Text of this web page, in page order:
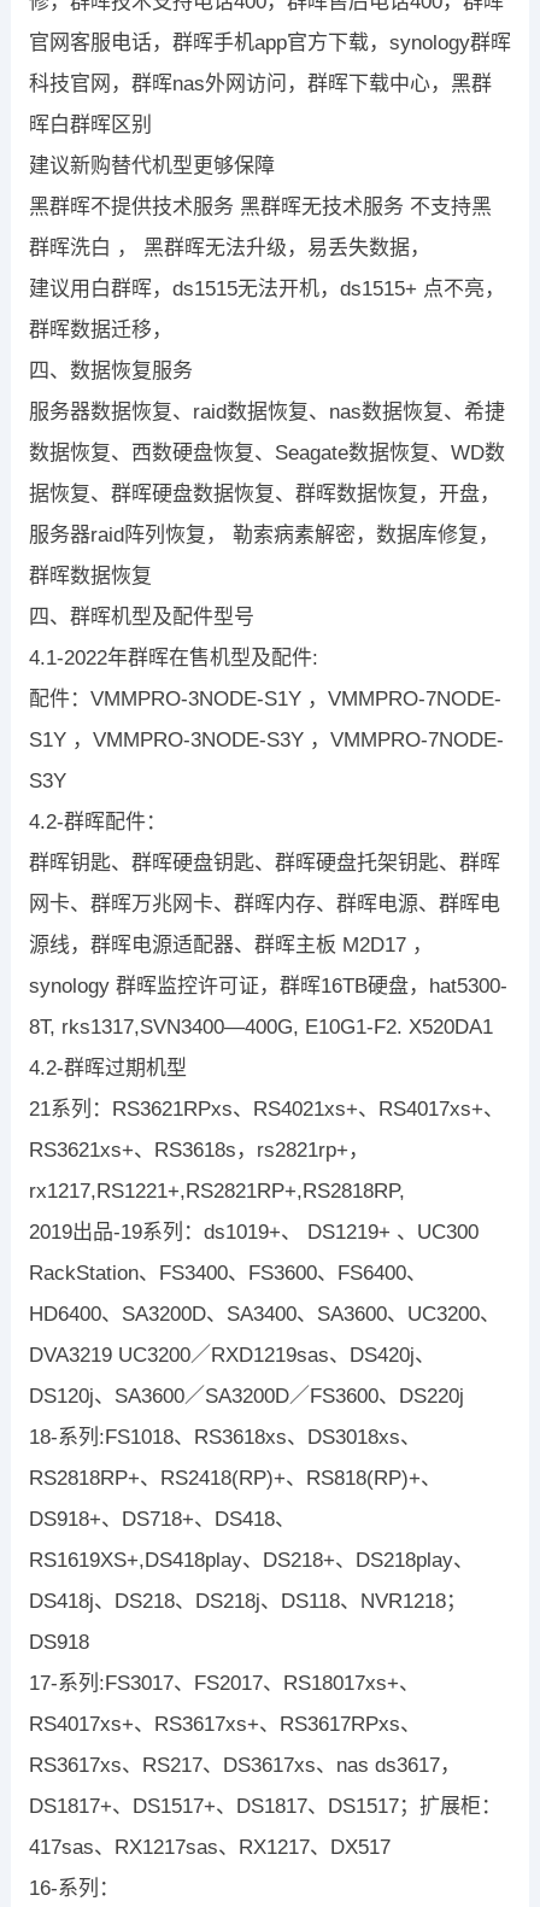
官网客服电话，群晖手机app官方下载，synology群晖
科技官网，群晖nas外网访问，群晖下载中心，黑群
晖白群晖区别
建议新购替代机型更够保障
黑群晖不提供技术服务 黑群晖无技术服务 不支持黑
群晖洗白 ， 黑群晖无法升级，易丢失数据，
建议用白群晖，ds1515无法开机，ds1515+ 点不亮，
群晖数据迁移，
四、数据恢复服务
服务器数据恢复、raid数据恢复、nas数据恢复、希捷
数据恢复、西数硬盘恢复、Seagate数据恢复、WD数
据恢复、群晖硬盘数据恢复、群晖数据恢复，开盘，
服务器raid阵列恢复， 勒索病素解密，数据库修复，
群晖数据恢复
四、群晖机型及配件型号
4.1-2022年群晖在售机型及配件:
配件：VMMPRO-3NODE-S1Y ，VMMPRO-7NODE-
S1Y ，VMMPRO-3NODE-S3Y ，VMMPRO-7NODE-
S3Y
4.2-群晖配件：
群晖钥匙、群晖硬盘钥匙、群晖硬盘托架钥匙、群晖
网卡、群晖万兆网卡、群晖内存、群晖电源、群晖电
源线，群晖电源适配器、群晖主板 M2D17 ，
synology 群晖监控许可证，群晖16TB硬盘，hat5300-
8T, rks1317,SVN3400—400G, E10G1-F2. X520DA1
4.2-群晖过期机型
21系列：RS3621RPxs、RS4021xs+、RS4017xs+、
RS3621xs+、RS3618s，rs2821rp+，
rx1217,RS1221+,RS2821RP+,RS2818RP,
2019出品-19系列：ds1019+、 DS1219+ 、UC300
RackStation、FS3400、FS3600、FS6400、
HD6400、SA3200D、SA3400、SA3600、UC3200、
DVA3219 UC3200／RXD1219sas、DS420j、
DS120j、SA3600／SA3200D／FS3600、DS220j
18-系列:FS1018、RS3618xs、DS3018xs、
RS2818RP+、RS2418(RP)+、RS818(RP)+、
DS918+、DS718+、DS418、
RS1619XS+,DS418play、DS218+、DS218play、
DS418j、DS218、DS218j、DS118、NVR1218；
DS918
17-系列:FS3017、FS2017、RS18017xs+、
RS4017xs+、RS3617xs+、RS3617RPxs、
RS3617xs、RS217、DS3617xs、nas ds3617，
DS1817+、DS1517+、DS1817、DS1517；扩展柜：
417sas、RX1217sas、RX1217、DX517
16-系列：